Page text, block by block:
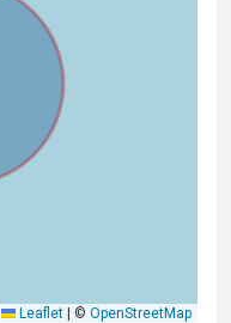
Leaflet | © OpenStreetMap